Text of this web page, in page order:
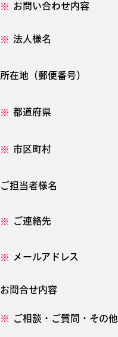
お問い合わせ内容
法人様名
所在地（郵便番号）
都道府県
市区町村
ご担当者様名
ご連絡先
メールアドレス
お問合せ内容
ご相談・ご質問・その他